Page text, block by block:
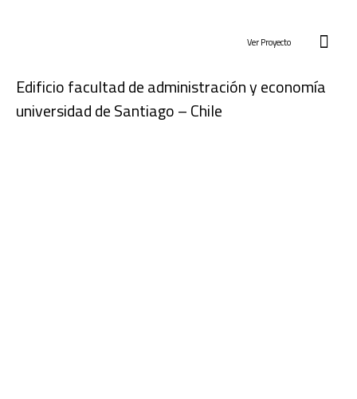
Ver Proyecto
Edificio facultad de administración y economía
universidad de Santiago – Chile